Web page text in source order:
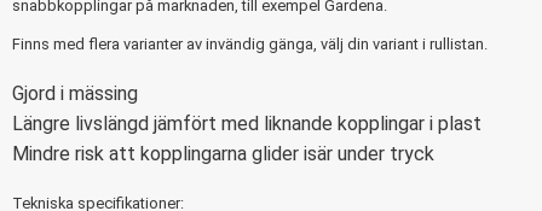
snabbkopplingar på marknaden, till exempel Gardena.
Finns med flera varianter av invändig gänga, välj din variant i rullistan.
Gjord i mässing
Längre livslängd jämfört med liknande kopplingar i plast
Mindre risk att kopplingarna glider isär under tryck
Tekniska specifikationer: